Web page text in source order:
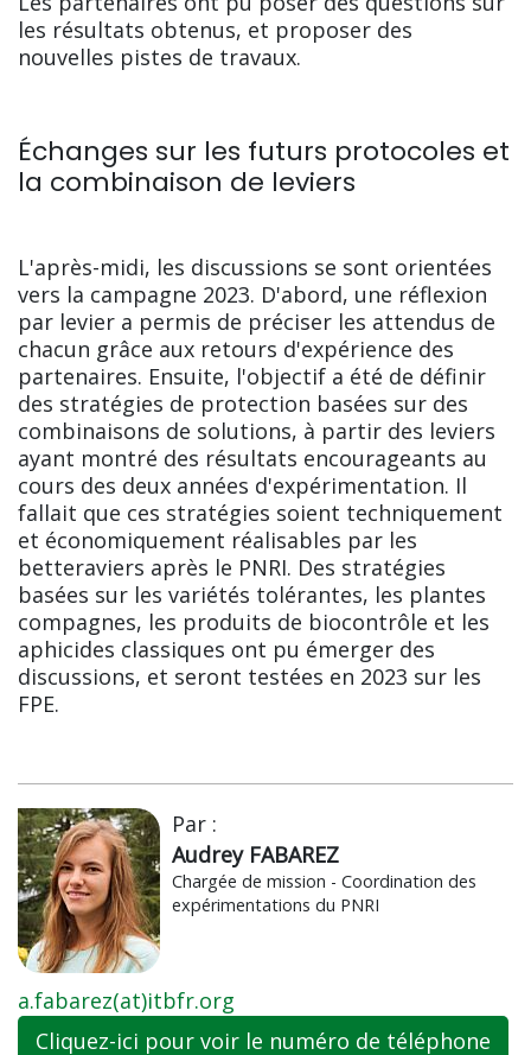
les résultats obtenus, et proposer des
nouvelles pistes de travaux.
Échanges sur les futurs protocoles et
la combinaison de leviers
L'après-midi, les discussions se sont orientées
vers la campagne 2023. D'abord, une réflexion
par levier a permis de préciser les attendus de
chacun grâce aux retours d'expérience des
partenaires. Ensuite, l'objectif a été de définir
des stratégies de protection basées sur des
combinaisons de solutions, à partir des leviers
ayant montré des résultats encourageants au
cours des deux années d'expérimentation. Il
fallait que ces stratégies soient techniquement
et économiquement réalisables par les
betteraviers après le PNRI. Des stratégies
basées sur les variétés tolérantes, les plantes
compagnes, les produits de biocontrôle et les
aphicides classiques ont pu émerger des
discussions, et seront testées en 2023 sur les
FPE.
Par :
Audrey FABAREZ
Chargée de mission - Coordination des
expérimentations du PNRI
a.fabarez(at)itbfr.org
Cliquez-ici pour voir le numéro de téléphone